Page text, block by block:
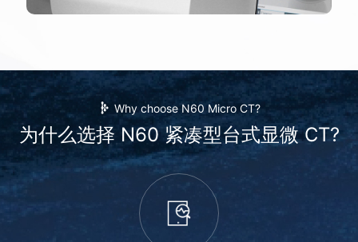
Why choose N60 Micro CT?
为什么选择 N60 紧凑型台式显微 CT?